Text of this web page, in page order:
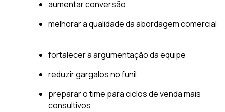
aumentar conversão
melhorar a qualidade da abordagem comercial
fortalecer a argumentação da equipe
reduzir gargalos no funil
preparar o time para ciclos de venda mais
consultivos